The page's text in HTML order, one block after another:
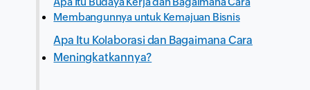
Membangunnya untuk Kemajuan Bisnis
Apa Itu Kolaborasi dan Bagaimana Cara
Meningkatkannya?